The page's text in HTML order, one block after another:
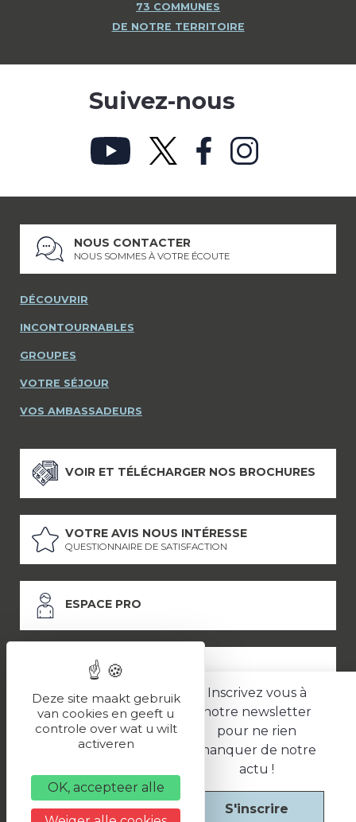
Inscrivez vous à
notre newsletter
pour ne rien
manquer de notre
actu !
S'inscrire
73 COMMUNES
DE NOTRE TERRITOIRE
Suivez-nous
NOUS CONTACTER
NOUS SOMMES À VOTRE ÉCOUTE
DÉCOUVRIR
INCONTOURNABLES
GROUPES
VOTRE SÉJOUR
VOS AMBASSADEURS
VOIR ET TÉLÉCHARGER NOS BROCHURES
VOTRE AVIS NOUS INTÉRESSE
QUESTIONNAIRE DE SATISFACTION
ESPACE PRO
ESPACE PRESSE
LES PARTENAIRES
Politique de confidentialité
Une réalisation
Deze site maakt gebruik
van cookies en geeft u
controle over wat u wilt
activeren
OK, accepteer alle